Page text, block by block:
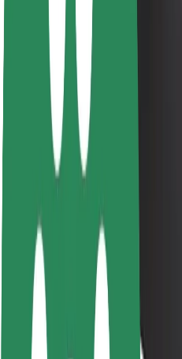
Karriere
Über Bolt
Nachhaltigkeit bei Bolt
Project Zero
Blog
Newsroom
Markenrichtlinien
Investor Relations
Leitung
Marke
Medien
Urban Fund
Sicherheit